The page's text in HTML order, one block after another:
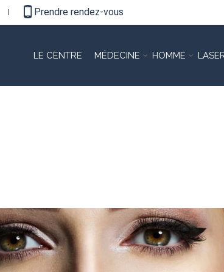
Prendre rendez-vous
LE CENTRE MÉDECINE HOMME